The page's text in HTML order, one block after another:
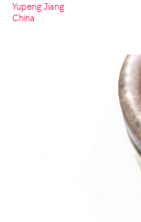
Yupeng Jiang
China